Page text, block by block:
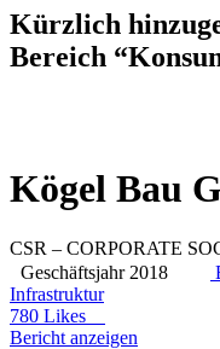
Kürzlich
Bereich
Kögel Bau
CSR – CORPORATE
Geschäftsjahr 2018
Infrastruktur
780 Likes
Bericht anzeigen